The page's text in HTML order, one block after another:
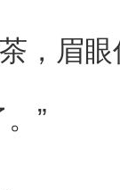
眉眼
”